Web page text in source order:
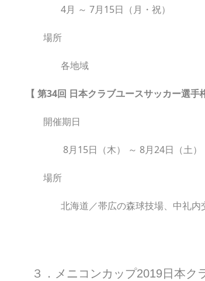
4月 ～ 7月15日（月・祝）
場所
各地域
【 第34回 日本クラブユースサッカー選手
開催期日
8月15日（木） ～ 8月24日（土
場所
北海道／帯広の森球技場、中礼
３．メニコンカップ2019日本